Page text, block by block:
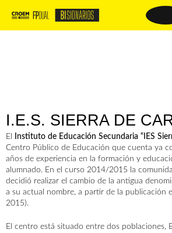
Oferta formativa
Material de interés
Trámites y documentación
Comparte
I.E.S. SIERRA DE
El Instituto de Educación Secundaria “IES
Centro Público de Educación que cuenta ya
años de experiencia en la formación y
alumnado. En el curso 2014/2015 la
decidió realizar el cambio de la antigua
a su actual nombre, a partir de la publicación
2015).
El centro está situado entre dos poblaciones,